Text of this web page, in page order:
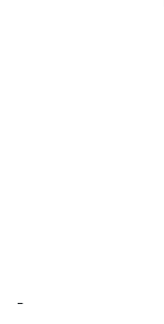
-